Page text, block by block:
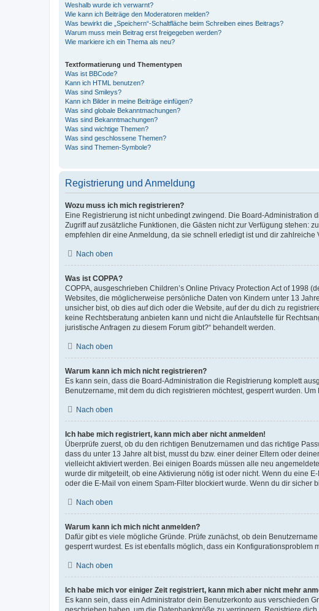
Weshalb wurde ich verwarnt?
Wie kann ich Beiträge den Moderatoren melden?
Was bewirkt die „Speichern“-Schaltfläche beim Schreiben eines Beitrags?
Warum muss mein Beitrag erst freigegeben werden?
Wie markiere ich ein Thema als neu?
Textformatierung und Thementypen
Was ist BBCode?
Kann ich HTML benutzen?
Was sind Smileys?
Kann ich Bilder in meine Beiträge einfügen?
Was sind globale Bekanntmachungen?
Was sind Bekanntmachungen?
Was sind wichtige Themen?
Was sind geschlossene Themen?
Was sind Themen-Symbole?
Registrierung und Anmeldung
Wozu muss ich mich registrieren?
Eine Registrierung ist nicht unbedingt zwingend. Die Board-Administration
Zugriff auf zusätzliche Funktionen, die Gästen nicht zur Verfügung stehen:
empfehlen dir eine Anmeldung, da sie schnell erledigt ist und dir zahlreiche
Nach oben
Was ist COPPA?
COPPA, ausgeschrieben Children’s Online Privacy Protection Act of 1998
Websites, die möglicherweise persönliche Daten von Kindern unter 13
unsicher bist, ob dies auf dich oder die Website, auf der du dich zu
keine Rechtsberatung anbieten kann und nicht die Anlaufstelle für
juristische Anfragen zu diesem Forum gibt?“ behandelt werden.
Nach oben
Warum kann ich mich nicht registrieren?
Es kann sein, dass die Board-Administration die Registrierung komplett
Benutzername, mit dem du dich registrieren möchtest, gesperrt wurden.
Nach oben
Ich habe mich registriert, kann mich aber nicht anmelden!
Überprüfe zuerst, ob du den richtigen Benutzernamen und das richtige
dass du unter 13 Jahre alt bist, musst du bzw. einer deiner Eltern oder
vielleicht aktiviert werden. Bei einigen Boards müssen alle neu
wurde dir mitgeteilt, ob eine Aktivierung nötig ist oder nicht. Wenn du eine
oder die E-Mail von einem Spam-Filter blockiert wurde. Wenn du dir sicher
Nach oben
Warum kann ich mich nicht anmelden?
Dafür gibt es viele mögliche Gründe. Prüfe zunächst, ob dein
gesperrt wurdest. Es ist ebenfalls möglich, dass ein Konfigurationsproblem
Nach oben
Ich habe mich vor einiger Zeit registriert, kann mich aber nicht mehr
Es kann sein, dass ein Administrator dein Benutzerkonto aus verschieden